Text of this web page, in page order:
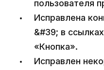
пользователя
Исправлена
&#39; в
«Кнопка».
Исправлен